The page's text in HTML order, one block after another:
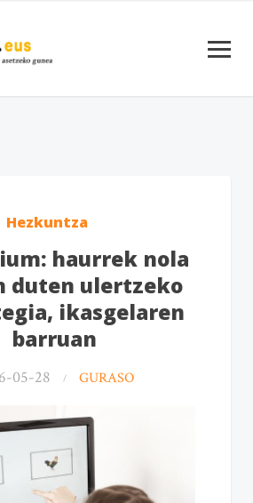
Hezkuntza
haurrek nola
duten ulertzeko
ikasgelaren
barruan
05-28 GURASO